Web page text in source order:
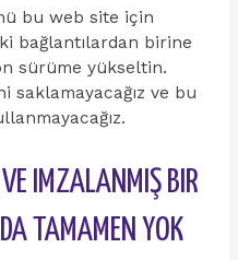
bu web site için
bağlantılardan birine
sürüme yükseltin.
saklamayacağız ve bu
IMZALANMIŞ BIR
TAMAMEN YOK